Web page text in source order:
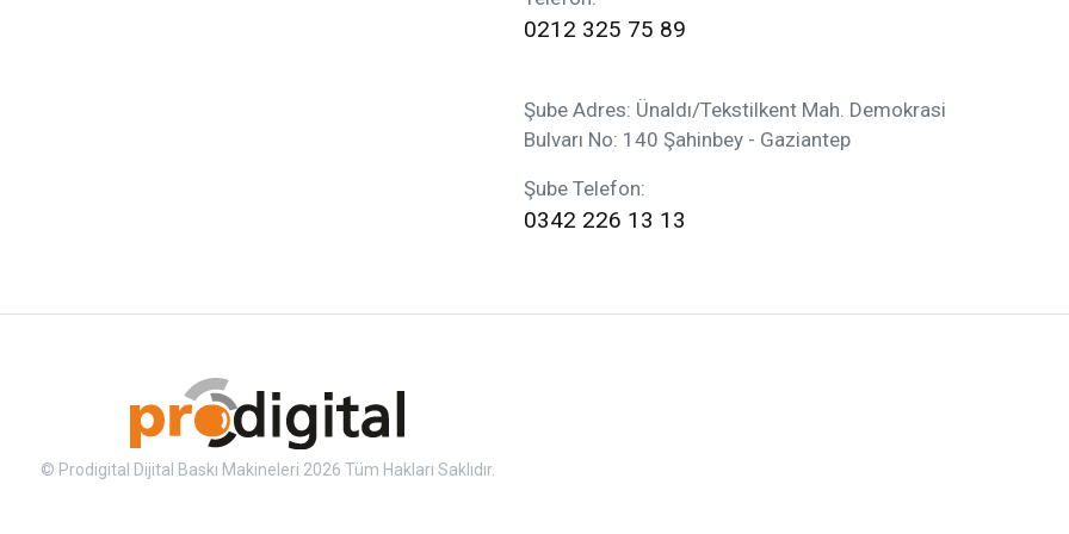
0212 325 75 89
Şube Adres: Ünaldı/Tekstilkent Mah. Demokrasi
Bulvarı No: 140 Şahinbey - Gaziantep
Şube Telefon:
0342 226 13 13
© Prodigital Dijital Baskı Makineleri 2026 Tüm Hakları Saklıdır.